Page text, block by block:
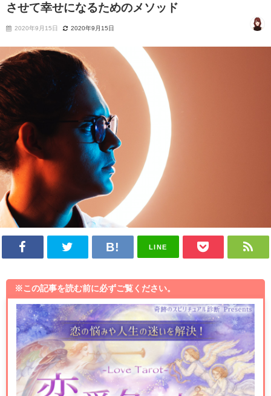
させて幸せになるためのメソッド
2020年9月15日 2020年9月15日
LINE
※この記事を読む前に必ずご覧ください。